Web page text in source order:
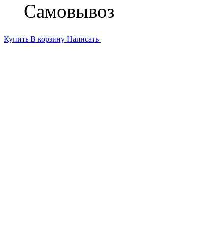
Самовывоз
Купить В корзину Написать